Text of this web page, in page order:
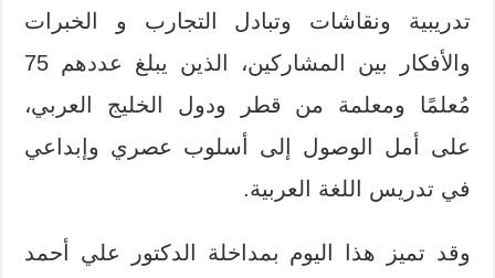
تدريبية ونقاشات وتبادل التجارب و الخبرات
والأفكار بين المشاركين، الذين يبلغ عددهم 75
مُعلمًا ومعلمة من قطر ودول الخليج العربي،
على أمل الوصول إلى أسلوب عصري وإبداعي
في تدريس اللغة العربية.
وقد تميز هذا اليوم بمداخلة الدكتور علي أحمد